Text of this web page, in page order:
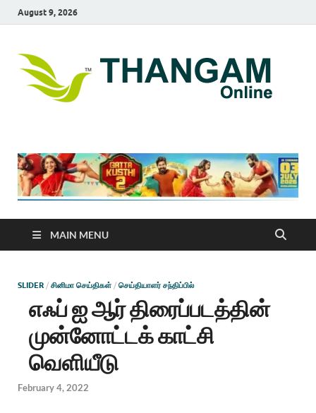
August 9, 2026
MAIN MENU
SLIDER / சினிமா செய்திகள் / செய்தியாளர் சந்திப்பில்
எஃப் ஐ ஆர் திரைப்படத்தின்
முன்னோட்டக் காட்சி
வெளியீடு
February 4, 2022